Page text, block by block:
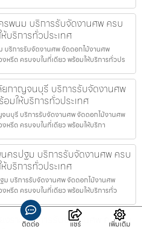
รพนม บริการรับจัดงานศพ ครบ
บริการทั่วประเทศ
บริการรับจัดงานศพ จัดดอกไม้งานศพ
งหรีด ครบจบในที่เดียว พร้อมให้บริการทั่วปร
ยกาญจนบุรี บริการรับจัดงานศพ
มให้บริการทั่วประเทศ
จนบุรี บริการรับจัดงานศพ จัดดอกไม้งานศพ
งหรีด ครบจบในที่เดียว พร้อมให้บริกา
ครปฐม บริการรับจัดงานศพ ครบ
บริการทั่วประเทศ
บริการรับจัดงานศพ จัดดอกไม้งานศพ
งหรีด ครบจบในที่เดียว พร้อมให้บริการทั่ว
งราย บริการรับจัดงานศพ ครบจบ
ติดต่อ แชร์ เพิ่มเติม